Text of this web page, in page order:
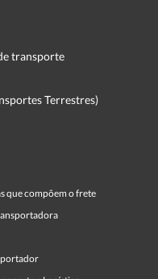
transporte
Terrestres)
que compõem o frete